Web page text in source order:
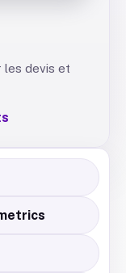
les devis et